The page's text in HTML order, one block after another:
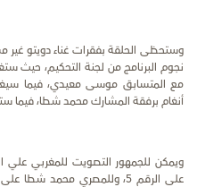
وستحظى الحلقة بفقرات غناء دويتو غير
نجوم البرنامج من لجنة التحكيم، حيث
مع المتسابق موسى معيدي، فيما
أنغام برفقة المشارك محمد شطا، فيما